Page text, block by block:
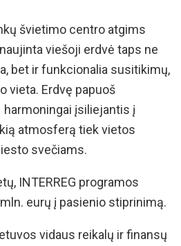
švietimo centro atgims
viešoji erdvė taps ne
bet ir funkcionalia susitikimų,
vieta. Erdvę papuoš
įsiliejantis į
atmosferą tiek vietos
svečiams.
INTERREG programos
eurų į pasienio stiprinimą.
vidaus reikalų ir finansų